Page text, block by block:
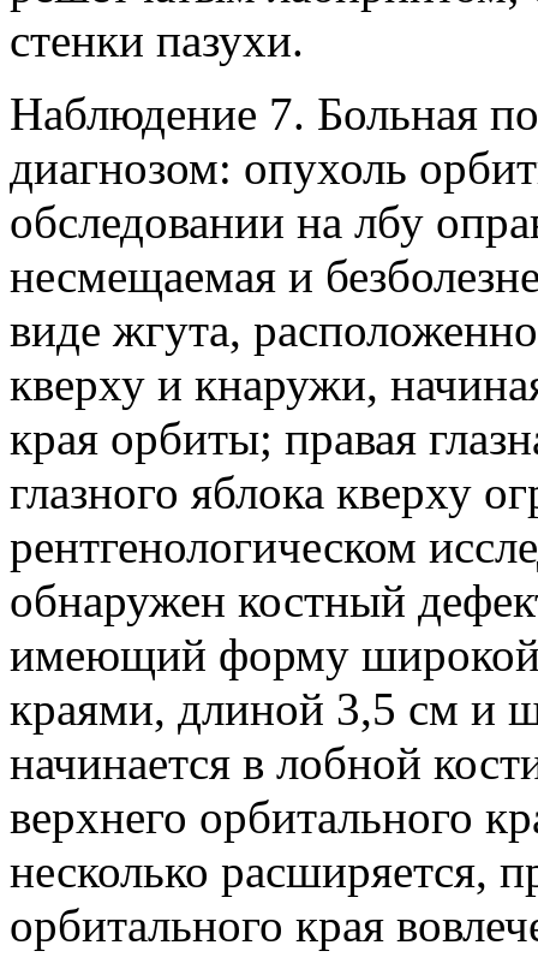
стенки пазухи.
Наблюдение 7. Больная
диагнозом: опухоль
обследовании на лбу
несмещаемая и
виде жгута,
кверху и кнаружи,
края орбиты; правая
глазного яблока кверху
рентгенологическом
обнаружен костный
имеющий форму
краями, длиной 3,5 см и
начинается в лобной
верхнего орбитального
несколько расширяется,
орбитального края